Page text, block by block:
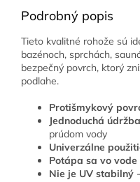
Podrobný popis
Tieto kvalitné rohože sú
bazénoch, sprchách,
bezpečný povrch, ktorý
podlahe.
Protišmykový
Jednoduchá údržba
prúdom vody
Univerzálne
Potápa sa vo vode
Nie je UV stabilný